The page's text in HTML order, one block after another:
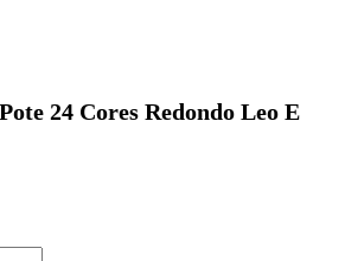
24 Cores Redondo Leo E